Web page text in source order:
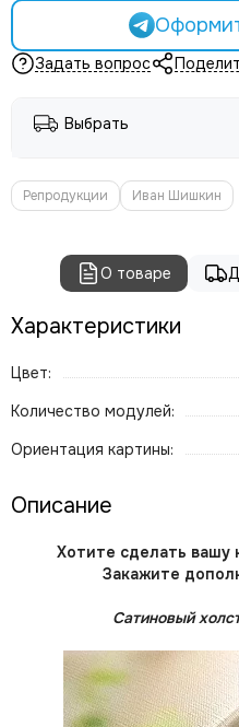
Задать вопрос
Выбрать
Репродукции Иван Шишкин
О товаре
Характеристики
Цвет:
Количество модулей:
Ориентация картины:
Описание
Хотите сделать вашу
Закажите
Сатиновый